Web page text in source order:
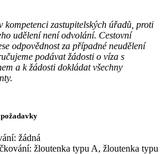
kompetenci zastupitelských úřadů, proti
udělení není odvolání. Cestovní
odpovědnost za případné neudělení
podávat žádosti o víza s
a k žádosti dokládat všechny
žádná
žloutenka typu A, žloutenka typu